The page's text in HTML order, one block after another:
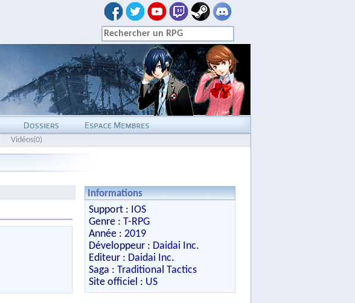
Vidéos(0)
Informations
Support : IOS
Genre : T-RPG
Année : 2019
Développeur : Daidai Inc.
Editeur : Daidai Inc.
Saga : Traditional Tactics
Site officiel : US